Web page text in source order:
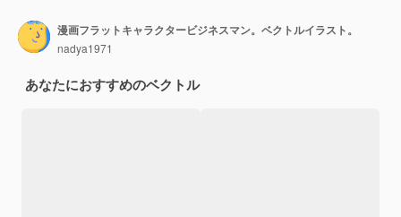
漫画フラットキャラクタービジネスマン。ベクトルイラスト。
nadya1971
あなたにおすすめのベクトル